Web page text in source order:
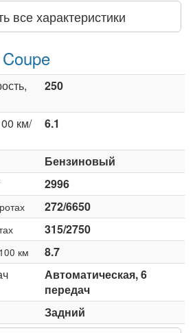
все характеристики
250
км/
6.1
Бензиновый
2996
272/6650
315/2750
км
8.7
Автоматическая, 6
передач
Задний